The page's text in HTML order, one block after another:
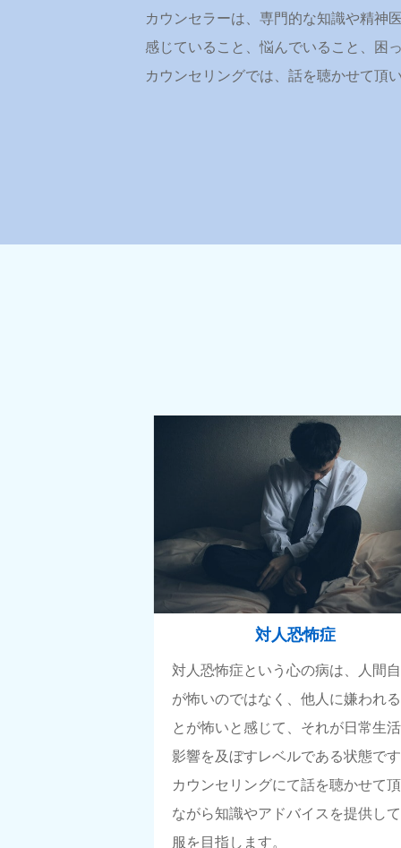
カウンセラーは、専門的な知識や精神
感じていること、悩んでいること、困
カウンセリングでは、話を聴かせて頂
対人恐怖症
対人恐怖症という心の病は、人間
が怖いのではなく、他人に嫌われ
とが怖いと感じて、それが日常生
影響を及ぼすレベルである状態で
カウンセリングにて話を聴かせて
ながら知識やアドバイスを提供し
服を目指します。